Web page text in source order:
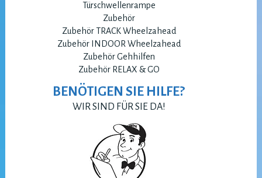
Türschwellenrampe
Zubehör
Zubehör TRACK Wheelzahead
Zubehör INDOOR Wheelzahead
Zubehör Gehhilfen
Zubehör RELAX & GO
BENÖTIGEN SIE HILFE?
WIR SIND FÜR SIE DA!